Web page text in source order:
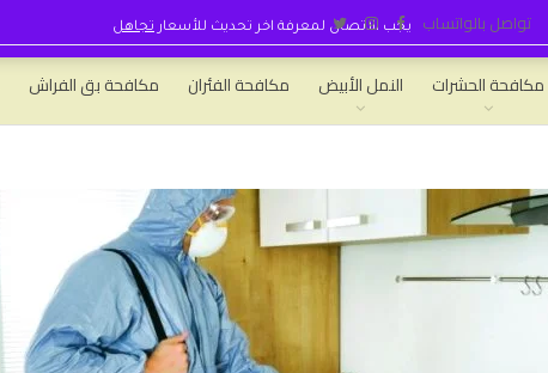
تواصل بالواتساب
مكافحة الحشرات النمل الأبيض مكافحة الفئران مكافحة بق الفراش
يجب الاتصال لمعرفة اخر تحديث للأسعار تجاهل